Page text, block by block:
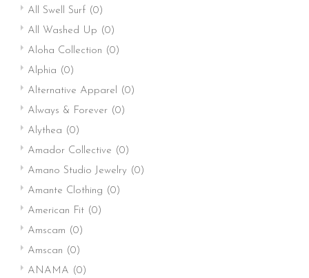
All Swell Surf (0)
All Washed Up (0)
Aloha Collection (0)
Alphia (0)
Alternative Apparel (0)
Always & Forever (0)
Alythea (0)
Amador Collective (0)
Amano Studio Jewelry (0)
Amante Clothing (0)
American Fit (0)
Amscam (0)
Amscan (0)
ANAMA (0)